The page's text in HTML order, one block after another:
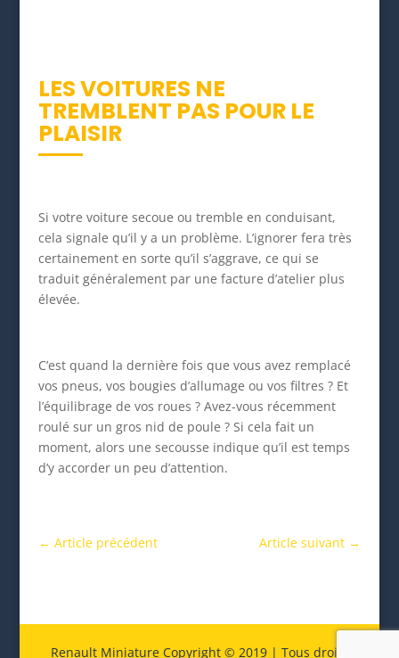
LES VOITURES NE
TREMBLENT PAS POUR LE
PLAISIR
Si votre voiture secoue ou tremble en conduisant,
cela signale qu’il y a un problème. L’ignorer fera très
certainement en sorte qu’il s’aggrave, ce qui se
traduit généralement par une facture d’atelier plus
élevée.
C’est quand la dernière fois que vous avez remplacé
vos pneus, vos bougies d’allumage ou vos filtres ? Et
l’équilibrage de vos roues ? Avez-vous récemment
roulé sur un gros nid de poule ? Si cela fait un
moment, alors une secousse indique qu’il est temps
d’y accorder un peu d’attention.
← Article précédent Article suivant →
Renault Miniature Copyright © 2019 | Tous droits